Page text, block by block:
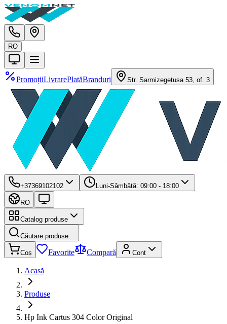
RO
PromoțiiLivrarePlatăBranduri Str. Sarmizegetusa 53, of. 3
+37369102102 Luni-Sâmbătă: 09:00 - 18:00
RO
Catalog produse
Căutare produse…
Coș Favorite Compară Cont
Acasă
Produse
Hp Ink Cartus 304 Color Original